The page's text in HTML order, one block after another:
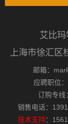
艾比
上海市徐汇区
邮箱：
应聘职位
订购专线
销售电话：
技术支持：